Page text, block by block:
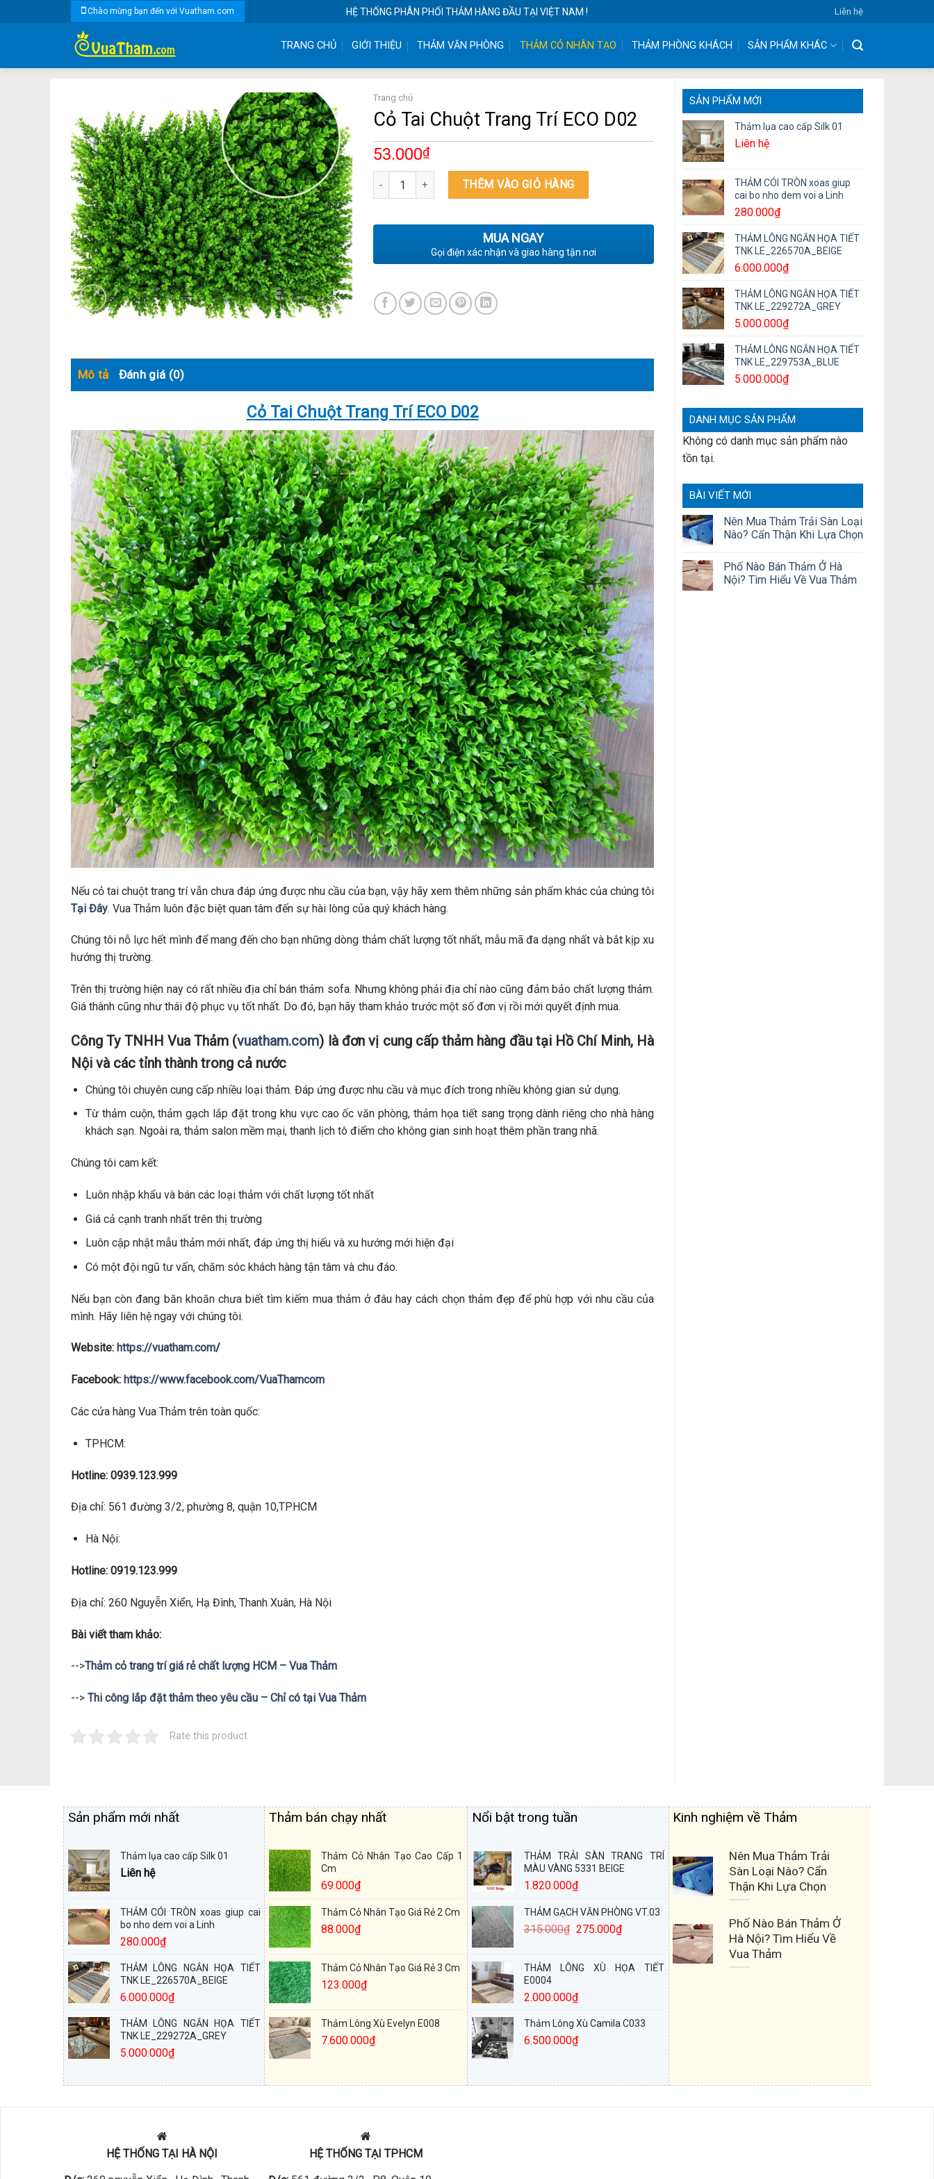
Chào mừng bạn đến với Vuatham.com HỆ THỐNG PHÂN PHỐI THẢM HÀNG ĐẦU TẠI VIỆT NAM ! Liên hệ
TRANG CHỦ GIỚI THIỆU THẢM VĂN PHÒNG THẢM CỎ NHÂN TẠO THẢM PHÒNG KHÁCH SẢN PHẨM KHÁC
SẢN PHẨM MỚI
Thảm lụa cao cấp Silk 01
Liên hệ
THẢM CÓI TRÒN xoas giup
cai bo nho dem voi a Linh
280.000₫
THẢM LÔNG NGẮN HỌA TIẾT
TNK LE_226570A_BEIGE
6.000.000₫
THẢM LÔNG NGẮN HỌA TIẾT
TNK LE_229272A_GREY
5.000.000₫
THẢM LÔNG NGẮN HỌA TIẾT
TNK LE_229753A_BLUE
5.000.000₫
DANH MỤC SẢN PHẨM
Không có danh mục sản phẩm nào
tồn tại.
BÀI VIẾT MỚI
Nên Mua Thảm Trải Sàn Loại
Nào? Cẩn Thận Khi Lựa Chọn
Phố Nào Bán Thảm Ở Hà
Nội? Tìm Hiểu Về Vua Thảm
Trang chủ
Cỏ Tai Chuột Trang Trí ECO D02
53.000₫
Cỏ Tai Chuột Trang Trí ECO D02 số lượng
THÊM VÀO GIỎ HÀNG
MUA NGAY
Gọi điện xác nhận và giao hàng tận nơi
Mô tả Đánh giá (0)
Cỏ Tai Chuột Trang Trí ECO D02
Nếu cỏ tai chuột trang trí vẫn chưa đáp ứng được nhu cầu của bạn, vậy hãy xem thêm những sản phẩm khác của chúng tôi
Tại Đây. Vua Thảm luôn đặc biệt quan tâm đến sự hài lòng của quý khách hàng.
Chúng tôi nỗ lực hết mình để mang đến cho bạn những dòng thảm chất lượng tốt nhất, mẫu mã đa dạng nhất và bắt kịp xu
hướng thị trường.
Trên thị trường hiện nay có rất nhiều địa chỉ bán thảm sofa. Nhưng không phải địa chỉ nào cũng đảm bảo chất lượng thảm.
Giá thành cũng như thái độ phục vụ tốt nhất. Do đó, bạn hãy tham khảo trước một số đơn vị rồi mới quyết định mua.
Công Ty TNHH Vua Thảm (vuatham.com) là đơn vị cung cấp thảm hàng đầu tại Hồ Chí Minh, Hà
Nội và các tỉnh thành trong cả nước
Chúng tôi chuyên cung cấp nhiều loại thảm. Đáp ứng được nhu cầu và mục đích trong nhiều không gian sử dụng.
Từ thảm cuộn, thảm gạch lắp đặt trong khu vực cao ốc văn phòng, thảm họa tiết sang trọng dành riêng cho nhà hàng
khách sạn. Ngoài ra, thảm salon mềm mại, thanh lịch tô điểm cho không gian sinh hoạt thêm phần trang nhã.
Chúng tôi cam kết:
Luôn nhập khẩu và bán các loại thảm với chất lượng tốt nhất
Giá cả cạnh tranh nhất trên thị trường
Luôn cập nhật mẫu thảm mới nhất, đáp ứng thị hiếu và xu hướng mới hiện đại
Có một đội ngũ tư vấn, chăm sóc khách hàng tận tâm và chu đáo.
Nếu bạn còn đang băn khoăn chưa biết tìm kiếm mua thảm ở đâu hay cách chọn thảm đẹp để phù hợp với nhu cầu của
mình. Hãy liên hệ ngay với chúng tôi.
Website: https://vuatham.com/
Facebook: https://www.facebook.com/VuaThamcom
Các cửa hàng Vua Thảm trên toàn quốc:
TPHCM:
Hotline: 0939.123.999
Địa chỉ: 561 đường 3/2, phường 8, quận 10,TPHCM
Hà Nội:
Hotline: 0919.123.999
Địa chỉ: 260 Nguyễn Xiển, Hạ Đình, Thanh Xuân, Hà Nội
Bài viết tham khảo:
-->Thảm cỏ trang trí giá rẻ chất lượng HCM – Vua Thảm
--> Thi công lắp đặt thảm theo yêu cầu – Chỉ có tại Vua Thảm
Rate this product
Sản phẩm mới nhất
Thảm lụa cao cấp Silk 01
Liên hệ
THẢM CÓI TRÒN xoas giup cai
bo nho dem voi a Linh
280.000₫
THẢM LÔNG NGẮN HỌA TIẾT
TNK LE_226570A_BEIGE
6.000.000₫
THẢM LÔNG NGẮN HỌA TIẾT
TNK LE_229272A_GREY
5.000.000₫
Thảm bán chạy nhất
Thảm Cỏ Nhân Tạo Cao Cấp 1
Cm
69.000₫
Thảm Cỏ Nhân Tạo Giá Rẻ 2 Cm
88.000₫
Thảm Cỏ Nhân Tạo Giá Rẻ 3 Cm
123.000₫
Thảm Lông Xù Evelyn E008
7.600.000₫
Nổi bật trong tuần
THẢM TRẢI SÀN TRANG TRÍ
MÀU VÀNG 5331 BEIGE
1.820.000₫
THẢM GẠCH VĂN PHÒNG VT.03
315.000₫ 275.000₫
THẢM LÔNG XÙ HỌA TIẾT
E0004
2.000.000₫
Thảm Lông Xù Camila C033
6.500.000₫
Kinh nghiệm về Thảm
Nên Mua Thảm Trải
Sàn Loại Nào? Cẩn
Thận Khi Lựa Chọn
Phố Nào Bán Thảm Ở
Hà Nội? Tìm Hiểu Về
Vua Thảm
HỆ THỐNG TẠI HÀ NỘI
HỆ THỐNG TẠI TPHCM